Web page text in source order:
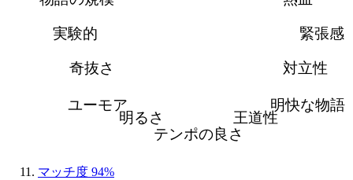
緊張感
対立性
明快な物語
王道性
テンポの良さ
明るさ
ユーモア
奇抜さ
実験的
マッチ度 94%